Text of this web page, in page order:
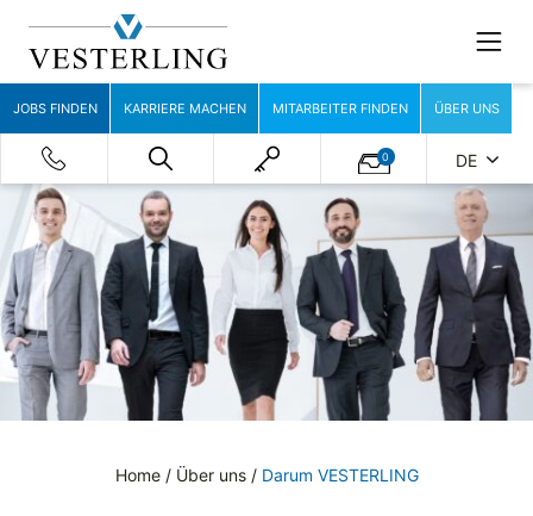
JOBS FINDEN KARRIERE MACHEN MITARBEITER FINDEN ÜBER UNS
0 DE
Home/ Über uns/ Darum VESTERLING